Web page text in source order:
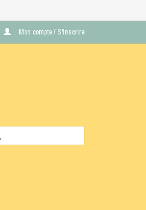
Mon compte / S'inscrire